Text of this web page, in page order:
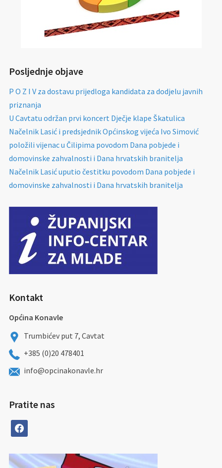
Posljednje objave
P O Z I V za dostavu prijedloga kandidata za dodjelu javnih
priznanja
U Cavtatu održan prvi koncert Dječje klape Škatulica
Načelnik Lasić i predsjednik Općinskog vijeća Ivo Simović
položili vijenac u Čilipima povodom Dana pobjede i
domovinske zahvalnosti i Dana hrvatskih branitelja
Načelnik Lasić uputio čestitku povodom Dana pobjede i
domovinske zahvalnosti i Dana hrvatskih branitelja
Kontakt
Općina Konavle
Trumbićev put 7, Cavtat
+385 (0)20 478401
info@opcinakonavle.hr
Pratite nas
facebook